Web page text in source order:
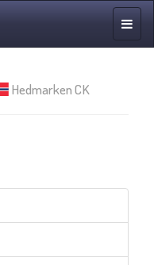
Toggle
Hedmarken CK